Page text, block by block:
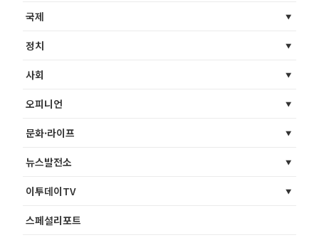
국제
정치
사회
오피니언
문화·라이프
뉴스발전소
이투데이TV
스페셜리포트